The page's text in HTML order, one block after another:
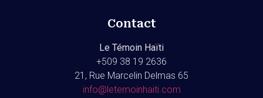
Contact
Le Témoin Haïti
+509 38 19 2636
21, Rue Marcelin Delmas 65
info@letemoinhaiti.com